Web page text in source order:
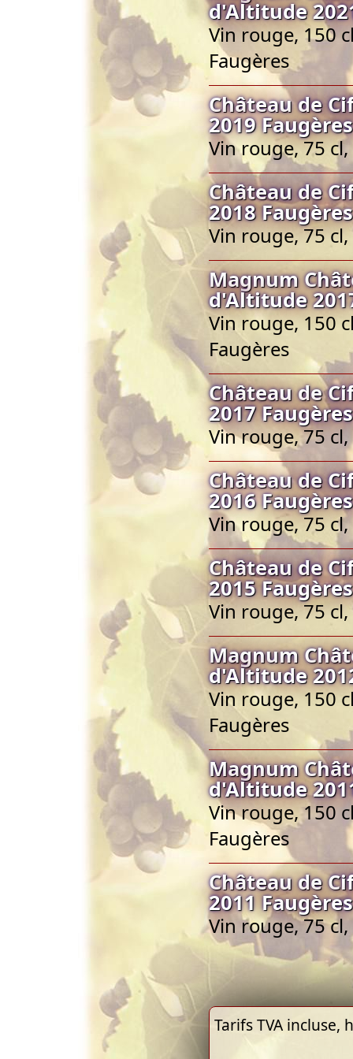
d'Altitude
Vin rouge, 150
Faugères
Château de
2019
Vin rouge, 75
Château de
2018
Vin rouge, 75
Magnum
d'Altitude
Vin rouge, 150
Faugères
Château de
2017
Vin rouge, 75
Château de
2016
Vin rouge, 75
Château de
2015
Vin rouge, 75
Magnum
d'Altitude
Vin rouge, 150
Faugères
Magnum
d'Altitude
Vin rouge, 150
Faugères
Château de
2011
Vin rouge, 75
Tarifs TVA